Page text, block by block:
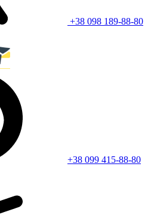
+38 098 189-88-80
+38 099 415-88-80